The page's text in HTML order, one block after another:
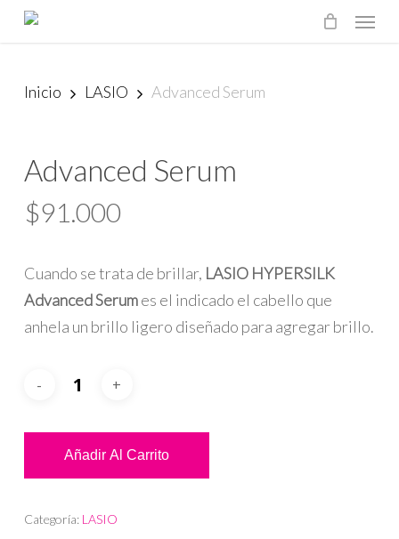
Skip
content
Menu
Inicio LASIO Advanced Serum
Advanced Serum
$91.000
Cuando se trata de brillar, LASIO HYPERSILK
Advanced Serumes el indicado el cabello que
anhela un brillo ligero diseñado para agregar brillo.
Añadir Al Carrito
Categoría: LASIO